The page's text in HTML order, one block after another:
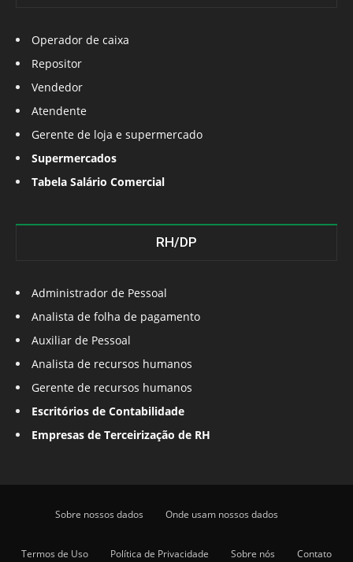
Operador de caixa
Repositor
Vendedor
Atendente
Gerente de loja e supermercado
Supermercados
Tabela Salário Comercial
RH/DP
Administrador de Pessoal
Analista de folha de pagamento
Auxiliar de Pessoal
Analista de recursos humanos
Gerente de recursos humanos
Escritórios de Contabilidade
Empresas de Terceirização de RH
Sobre nossos dados Onde usam nossos dados
Termos de Uso Política de Privacidade Sobre nós Contato